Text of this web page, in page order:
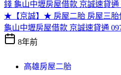
★【京誠】★ 房屋二胎 房屋三胎
龜山中壢房屋借款 京誠速貸通
8年前
高雄房屋二胎